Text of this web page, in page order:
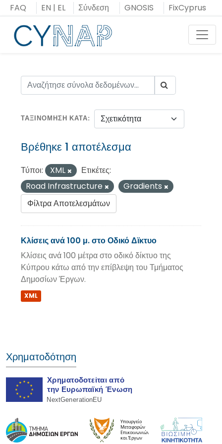
Μεταπήδηση
στο
περιεχόμενο
FAQ EN | EL Σύνδεση GNOSIS FixCyprus
ΤΑΞΙΝΌΜΗΣΗ ΚΑΤΆ
Βρέθηκε 1 αποτέλεσμα
Τύποι: XML
Ετικέτες:
Road Infrastructure
Gradients
Φίλτρα Αποτελεσμάτων
Κλίσεις ανά 100 μ. στο Οδικό Δϊκτυο
Κλίσεις ανά 100 μέτρα στο οδικό δίκτυο της
Κύπρου κάτω από την επίβλεψη του Τμήματος
Δημοσίων Έργων.
XML
Χρηματοδότηση